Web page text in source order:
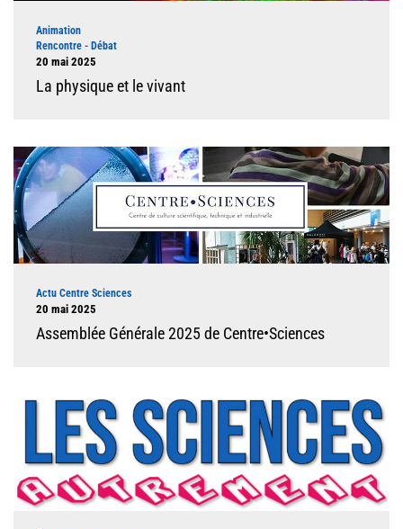
Type d'événement
Animation
Rencontre - Débat
Dates
20 mai 2025
La physique et le vivant
Illustration
Type d'événement
Actu Centre Sciences
Dates
20 mai 2025
Assemblée Générale 2025 de Centre•Sciences
Illustration